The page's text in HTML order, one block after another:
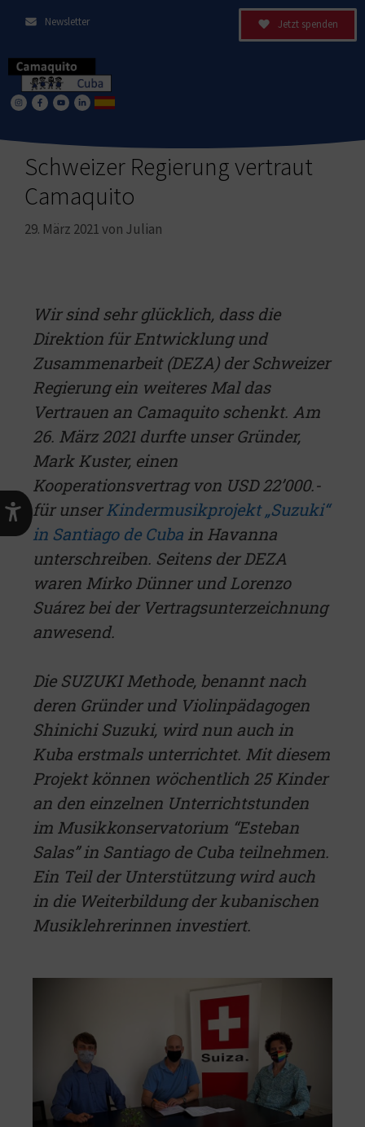
Newsletter Jetzt spenden
Schweizer Regierung vertraut
Camaquito
29. März 2021von Julian
Wir sind sehr glücklich, dass die
Direktion für Entwicklung und
Zusammenarbeit (DEZA) der Schweizer
Regierung ein weiteres Mal das
Vertrauen an Camaquito schenkt. Am
26. März 2021 durfte unser Gründer,
Mark Kuster, einen
Kooperationsvertrag von USD 22’000.-
für unserKindermusikprojekt „Suzuki“
in Santiago de Cuba in Havanna
unterschreiben. Seitens der DEZA
waren Mirko Dünner und Lorenzo
Suárez bei der Vertragsunterzeichnung
anwesend.
Die SUZUKI Methode, benannt nach
deren Gründer und Violinpädagogen
Shinichi Suzuki, wird nun auch in
Kuba erstmals unterrichtet. Mit diesem
Projekt können wöchentlich 25 Kinder
an den einzelnen Unterrichtstunden
im Musikkonservatorium “Esteban
Salas” in Santiago de Cuba teilnehmen.
Ein Teil der Unterstützung wird auch
in die Weiterbildung der kubanischen
Musiklehrerinnen investiert.